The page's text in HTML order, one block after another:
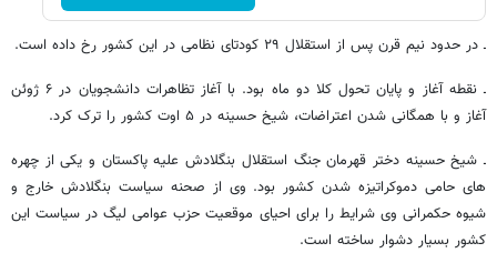
ـ در حدود نیم قرن پس از استقلال ۲۹ کودتای نظامی در این کشور رخ داده است.
ـ نقطه آغاز و پایان تحول کلا دو ماه بود. با آغاز تظاهرات دانشجویان در ۶ ژوئن
آغاز و با همگانی شدن اعتراضات، شیخ حسینه در ۵ اوت کشور را ترک کرد.
ـ شیخ حسینه دختر قهرمان جنگ استقلال بنگلادش علیه پاکستان و یکی از چهره
های حامی دموکراتیزه شدن کشور بود. وی از صحنه سیاست بنگلادش خارج و
شیوه حکمرانی وی شرایط را برای احیای موقعیت حزب عوامی لیگ در سیاست این
کشور بسیار دشوار ساخته است.